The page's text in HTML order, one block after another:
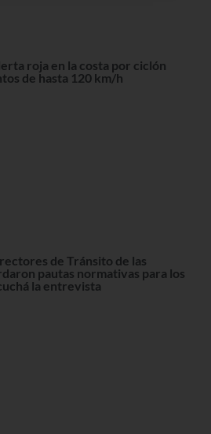
roja en la costa por ciclón
de hasta 120 km/h
de Tránsito de las
pautas normativas para los
la entrevista